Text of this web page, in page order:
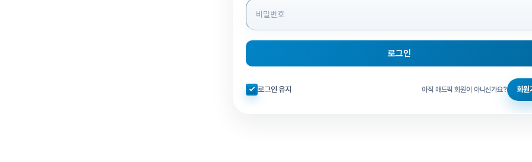
로그인
자동로그인 체크
로그인 유지 아직 애드픽 회원이 아니신가요? 회원